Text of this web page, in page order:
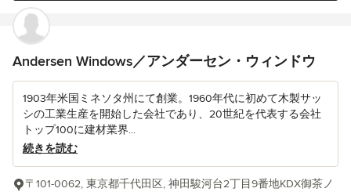
Andersen Windows／アンダーセン・ウィンドウ
1903年米国ミネソタ州にて創業。1960年代に初めて木製サッ
シの工業生産を開始した会社であり、20世紀を代表する会社
トップ100に建材業界...
続きを読む
〒101-0062, 東京都千代田区, 神田駿河台2丁目9番地KDX御茶ノ